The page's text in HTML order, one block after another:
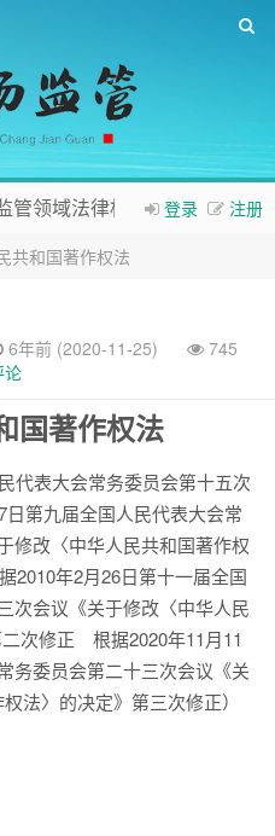
登录 注册
管领域法律相关内容
共和国著作权法
6年前 (2020-11-25)
745
论
国著作权法
代表大会常务委员会第十五次
第九届全国人民代表大会常
修改〈中华人民共和国著作权
年2月26日第十一届全国
次会议《关于修改〈中华人民
次修正 根据2020年11月11
务委员会第二十三次会议《关
法〉的决定》第三次修正）